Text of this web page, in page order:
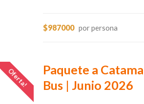
$987000 por persona
Oferta!
Paquete a
Bus | Junio 2026